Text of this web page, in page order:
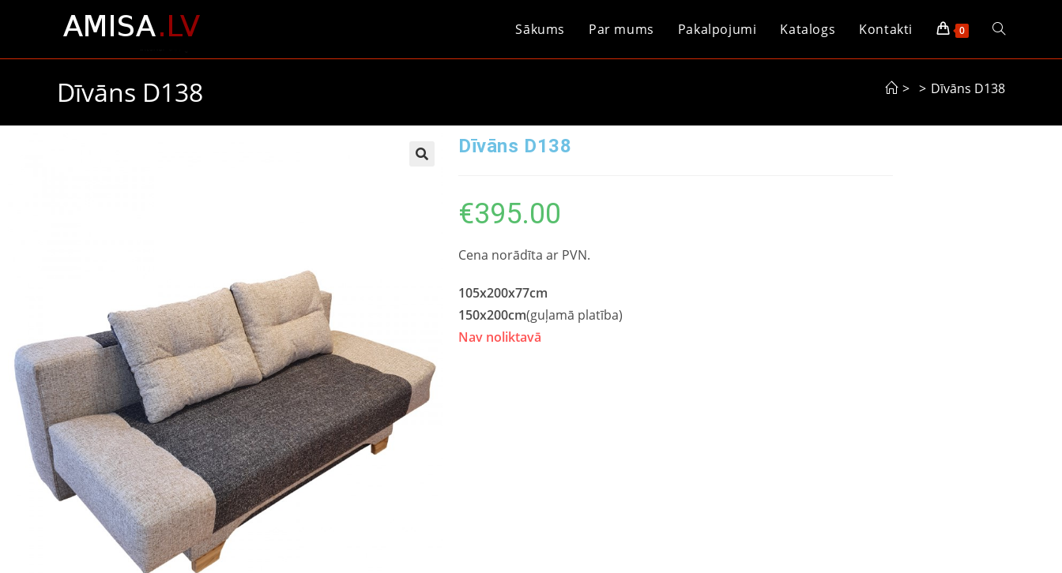
Sākums Par mums Pakalpojumi Katalogs Kontakti 0
Dīvāns D138 > > Dīvāns D138
Dīvāns D138
€395.00
Cena norādīta ar PVN.
105x200x77cm
150x200cm(guļamā platība)
Nav noliktavā